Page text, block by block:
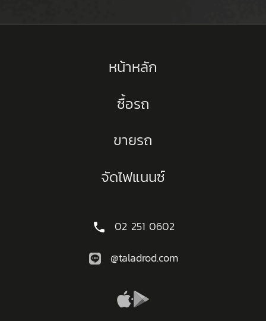
หน้าหลัก
ซื้อรถ
ขายรถ
จัดไฟแนนซ์
02 251 0602
@taladrod.com